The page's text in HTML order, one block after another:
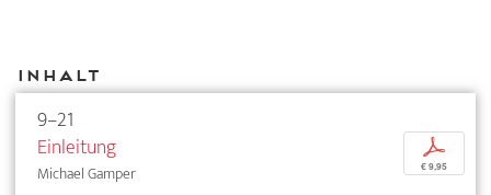
Inhalt
9–21
Einleitung
Michael Gamper
p
€ 9,95